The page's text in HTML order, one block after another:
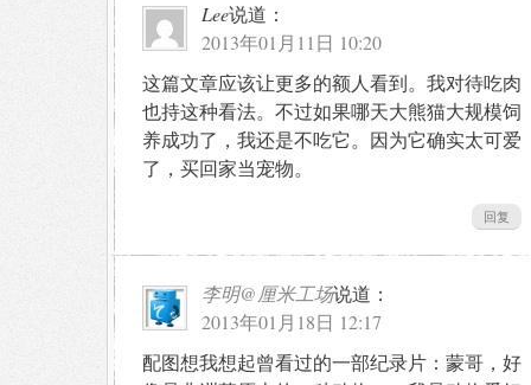
Lee说道：
2013年01月11日 10:20
这篇文章应该让更多的额人看到。我对待吃肉
也持这种看法。不过如果哪天大熊猫大规模饲
养成功了，我还是不吃它。因为它确实太可爱
了，买回家当宠物。
回复
李明@厘米工场说道：
2013年01月18日 12:17
配图想我想起曾看过的一部纪录片：蒙哥，好